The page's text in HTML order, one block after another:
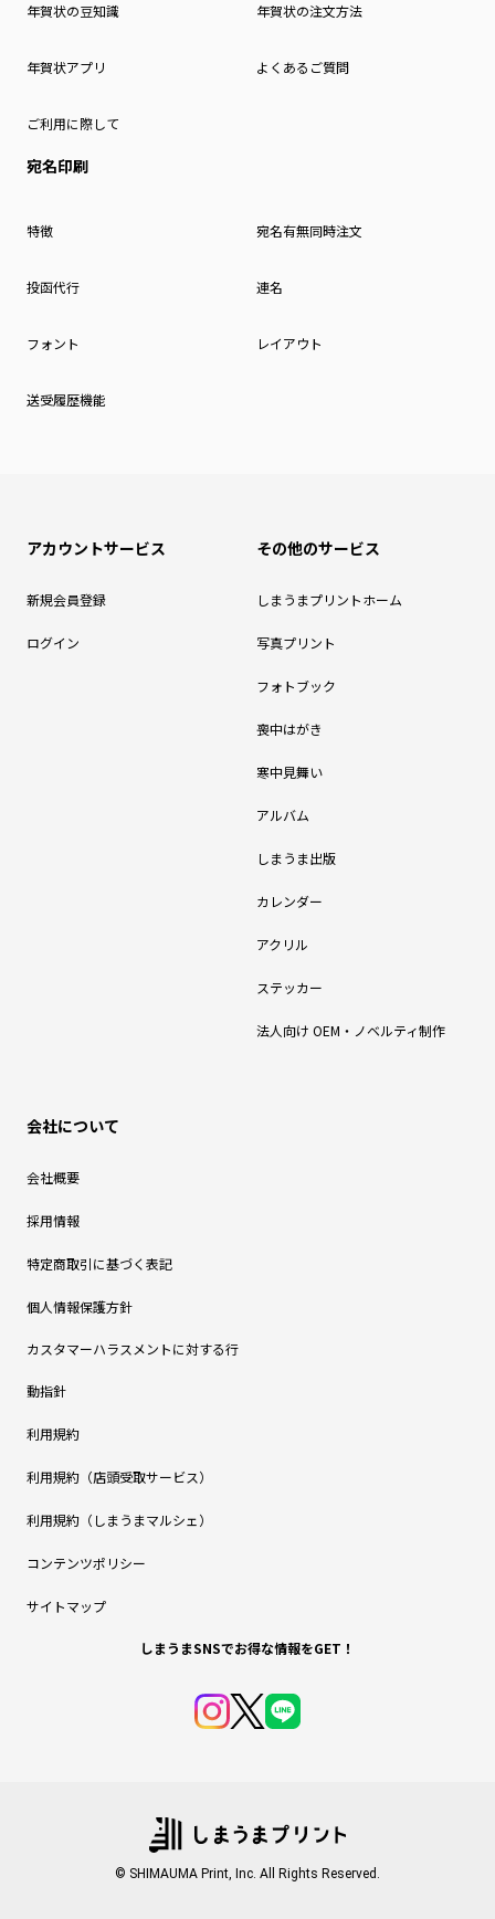
年賀状の豆知識 年賀状の注文方法
年賀状アプリ よくあるご質問
ご利用に際して
宛名印刷
特徴 宛名有無同時注文
投函代行 連名
フォント レイアウト
送受履歴機能
アカウントサービス
新規会員登録
ログイン
その他のサービス
しまうまプリントホーム
写真プリント
フォトブック
喪中はがき
寒中見舞い
アルバム
しまうま出版
カレンダー
アクリル
ステッカー
法人向け OEM・ノベルティ制作
会社について
会社概要
採用情報
特定商取引に基づく表記
個人情報保護方針
カスタマーハラスメントに対する行
動指針
利用規約
利用規約（店頭受取サービス）
利用規約（しまうまマルシェ）
コンテンツポリシー
サイトマップ
しまうまSNSでお得な情報をGET！
© SHIMAUMA Print, Inc. All Rights Reserved.